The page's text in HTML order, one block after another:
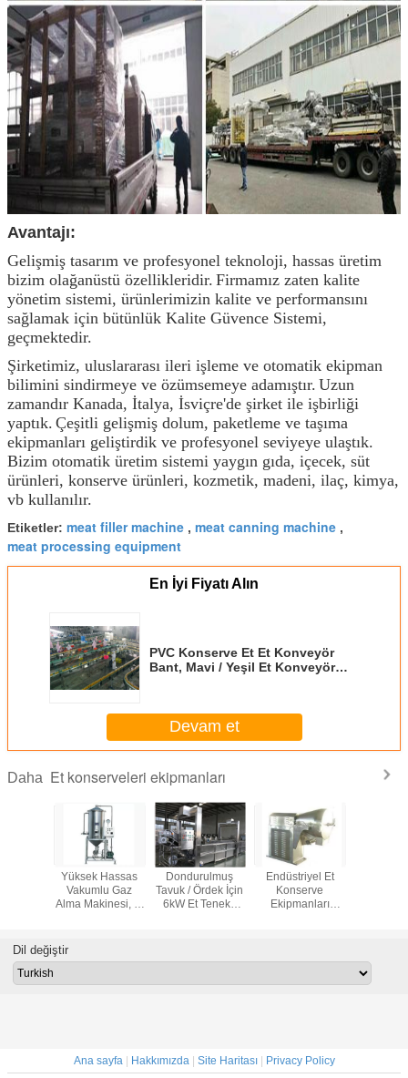
Avantajı:
Gelişmiş tasarım ve profesyonel teknoloji, hassas üretim
bizim olağanüstü özellikleridir. Firmamız zaten kalite
yönetim sistemi, ürünlerimizin kalite ve performansını
sağlamak için bütünlük Kalite Güvence Sistemi,
geçmektedir.
Şirketimiz, uluslararası ileri işleme ve otomatik ekipman
bilimini sindirmeye ve özümsemeye adamıştır. Uzun
zamandır Kanada, İtalya, İsviçre'de şirket ile işbirliği
yaptık. Çeşitli gelişmiş dolum, paketleme ve taşıma
ekipmanları geliştirdik ve profesyonel seviyeye ulaştık.
Bizim otomatik üretim sistemi yaygın gıda, içecek, süt
ürünleri, konserve ürünleri, kozmetik, madeni, ilaç, kimya,
vb kullanılır.
Etiketler: meat filler machine , meat canning machine ,
meat processing equipment
En İyi Fiyatı Alın
PVC Konserve Et Et Konveyör
Bant, Mavi / Yeşil Et Konveyör
Devam et
Daha Et konserveleri ekipmanları
Yüksek Hassas
Vakumlu Gaz
Alma Makinesi, Et
Makinesi
Dondurulmuş
Tavuk / Ördek İçin
6kW Et Teneke
Endüstriyel Et
Konserve
Ekipmanları
Gazlı Pişirici
Dil değiştir
Ana sayfa| Hakkımızda| Site Haritası| Privacy Policy